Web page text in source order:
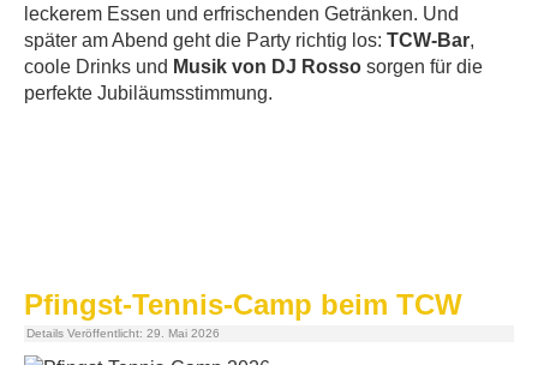
leckerem Essen und erfrischenden Getränken. Und
später am Abend geht die Party richtig los: TCW‑Bar,
coole Drinks und Musik von DJ Rosso sorgen für die
perfekte Jubiläumsstimmung.
Pfingst-Tennis-Camp beim TCW
Details Veröffentlicht: 29. Mai 2026